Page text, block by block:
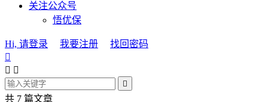
关注公众号
悟优保
Hi, 请登录 我要注册
找回密码

 

共 7 篇文章